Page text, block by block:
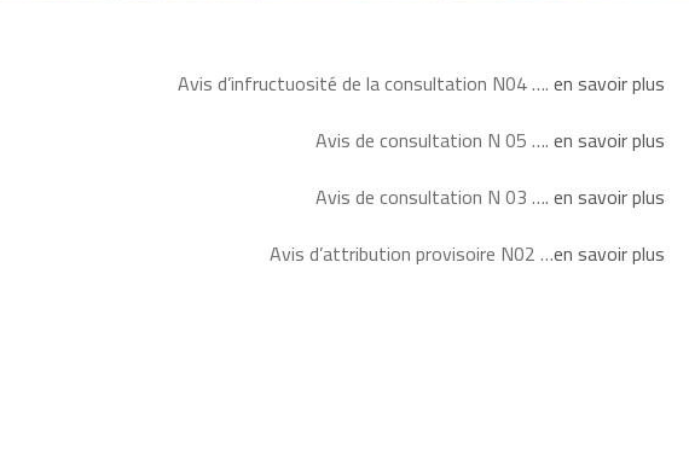
Avis d’infructuosité de la consultation N04 ….en savoir plus
Avis de consultation N 05 ….en savoir plus
Avis de consultation N 03 ….en savoir plus
Avis d’attribution provisoire N02 …en savoir plus